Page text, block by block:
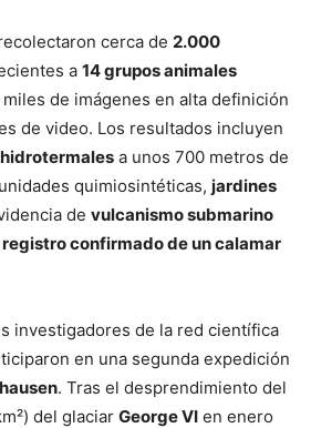
cerca de 2.000
a 14 grupos animales
miles de imágenes en alta definición
de video. Los resultados incluyen
a unos 700 metros de
quimiosintéticas, jardines
de vulcanismo submarino
confirmado de un calamar
investigadores de la red científica
en una segunda expedición
. Tras el desprendimiento del
del glaciar George VI en enero